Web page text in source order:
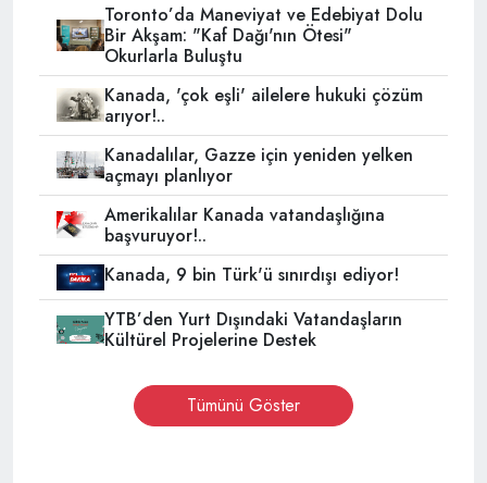
Toronto’da Maneviyat ve Edebiyat Dolu
Bir Akşam: "Kaf Dağı'nın Ötesi"
Okurlarla Buluştu
Kanada, 'çok eşli' ailelere hukuki çözüm
arıyor!..
Kanadalılar, Gazze için yeniden yelken
açmayı planlıyor
Amerikalılar Kanada vatandaşlığına
başvuruyor!..
Kanada, 9 bin Türk'ü sınırdışı ediyor!
YTB’den Yurt Dışındaki Vatandaşların
Kültürel Projelerine Destek
Tümünü Göster